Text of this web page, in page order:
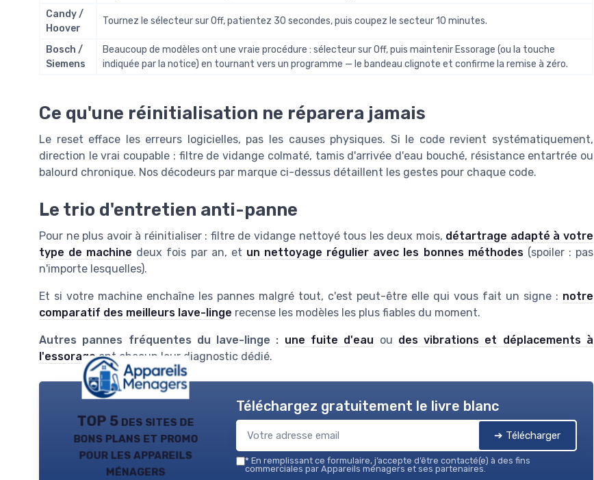
Candy /
Hoover
Tournez le sélecteur sur Off, patientez 30 secondes, puis coupez le secteur 10 minutes.
Bosch /
Siemens
Beaucoup de modèles ont une vraie procédure : sélecteur sur Off, puis maintenir Essorage (ou la touche
indiquée par la notice) en tournant vers un programme — le bandeau clignote et confirme la remise à zéro.
Ce qu'une réinitialisation ne réparera jamais
Le reset efface les erreurs logicielles, pas les causes physiques. Si le code revient systématiquement,
direction le vrai coupable : filtre de vidange colmaté, tamis d'arrivée d'eau bouché, résistance entartrée ou
balourd chronique. Nos décodeurs par marque ci-dessus détaillent les gestes pour chaque code.
Le trio d'entretien anti-panne
Pour ne plus avoir à réinitialiser : filtre de vidange nettoyé tous les deux mois, détartrage adapté à votre
type de machine deux fois par an, et un nettoyage régulier avec les bonnes méthodes(spoiler : pas
n'importe lesquelles).
Et si votre machine enchaîne les pannes malgré tout, c'est peut-être elle qui vous fait un signe : notre
comparatif des meilleurs lave-linge recense les modèles les plus fiables du moment.
Autres pannes fréquentes du lave-linge : une fuite d'eau ou des vibrations et déplacements à
l'essorageont chacun leur diagnostic dédié.
TOP 5 des sites de
bons plans et promo
pour les appareils
ménagers
Téléchargez gratuitement le livre blanc
➔ Télécharger
* En remplissant ce formulaire, j’accepte d’être contacté(e) à des fins
commerciales par Appareils ménagers et ses partenaires.